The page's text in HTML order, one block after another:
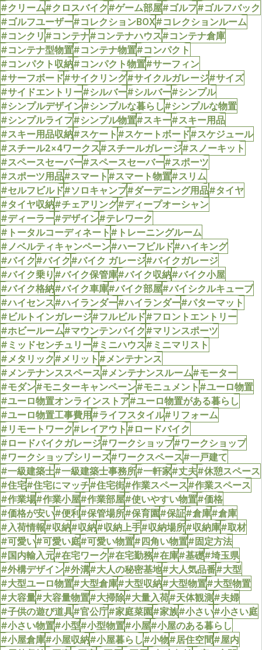
#クリーム#クロスバイク#ゲーム部屋#ゴルフ#ゴルフバック
#ゴルフユーザー#コレクションBOX#コレクションルーム
#コンクリ#コンテナ#コンテナハウス#コンテナ倉庫
#コンテナ型物置#コンテナ物置#コンパクト
#コンパクト収納#コンパクト物置#サーフィン
#サーフボード#サイクリング#サイクルガレージ#サイズ
#サイドエントリー#シルバー#シルバー#シンプル
#シンプルデザイン#シンプルな暮らし#シンプルな物置
#シンプルライフ#シンプル物置#スキー#スキー用品
#スキー用品収納#スケート#スケートボード#スケジュール
#スチール2×4ワークス#スチールガレージ#スノーキット
#スペースセーバー#スペースセーバー#スポーツ
#スポーツ用品#スマート#スマート物置#スリム
#セルフビルド#ソロキャンプ#ダーデニング用品#タイヤ
#タイヤ収納#チェアリング#ディープオーシャン
#ディーラー#デザイン#テレワーク
#トータルコーディネート#トレーニングルーム
#ノベルティキャンペーン#ハーフビルド#ハイキング
#バイク#バイク#バイク ガレージ#バイクガレージ
#バイク乗り#バイク保管庫#バイク収納#バイク小屋
#バイク格納#バイク車庫#バイク部屋#バイシクルキューブ
#ハイセンス#ハイランダー#ハイランダー#パターマット
#ビルトインガレージ#フルビルド#フロントエントリー
#ホビールーム#マウンテンバイク#マリンスポーツ
#ミッドセンチュリー#ミニハウス#ミニマリスト
#メタリック#メリット#メンテナンス
#メンテナンススペース#メンテナンスルーム#モーター
#モダン#モニターキャンペーン#モニュメント#ユーロ物置
#ユーロ物置オンラインストア#ユーロ物置がある暮らし
#ユーロ物置工事費用#ライフスタイル#リフォーム
#リモートワーク#レイアウト#ロードバイク
#ロードバイクガレージ#ワークショップ#ワークショップ
#ワークショップシリーズ#ワークスペース#一戸建て
#一級建築士#一級建築士事務所#一軒家#丈夫#休憩スペース
#住宅#住宅にマッチ#住宅街#作業スペース#作業スペース
#作業場#作業小屋#作業部屋#使いやすい物置#価格
#価格が安い#便利#保管場所#保育園#保証#倉庫#倉庫
#入荷情報#収納#収納#収納上手#収納場所#収納庫#取材
#可愛い#可愛い庭#可愛い物置#四角い物置#固定方法
#国内輸入元#在宅ワーク#在宅勤務#在庫#基礎#埼玉県
#外構デザイン#外溝#大人の秘密基地#大人気品番#大型
#大型ユーロ物置#大型倉庫#大型収納#大型物置#大型物置
#大容量#大容量物置#大掃除#大量入荷#天体観測#夫婦
#子供の遊び道具#官公庁#家庭菜園#家族#小さい#小さい庭
#小さい物置#小型#小型物置#小屋#小屋のある暮らし
#小屋倉庫#小屋収納#小屋暮らし#小物#居住空間#屋内